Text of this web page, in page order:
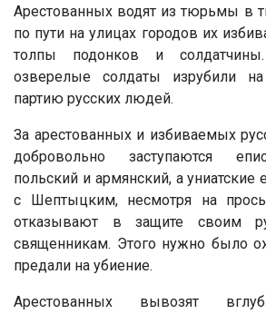
Арестованных водят из тюрьмы в
по пути на улицах городов их
толпы подонков и
озверелые солдаты изрубили
партию русских людей.
За арестованных и избиваемых
добровольно заступаются
польский и армянский, а
с Шептыцким, несмотря на
отказывают в защите своим
священникам. Этого нужно было
предали на убиение.
Арестованных вывозят